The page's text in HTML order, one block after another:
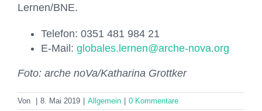
Lernen/BNE.
Telefon: 0351 481 984 21
E-Mail: globales.lernen@arche-nova.org
Foto: arche noVa/Katharina Grottker
Von 8. Mai 2019 Allgemein 0 Kommentare